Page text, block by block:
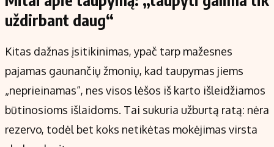
uždirbant daug“
Kitas dažnas įsitikinimas, ypač tarp mažesnes
pajamas gaunančių žmonių, kad taupymas jiems
„neprieinamas“, nes visos lėšos iš karto išleidžiamos
būtinosioms išlaidoms. Tai sukuria užburtą ratą: nėra
rezervo, todėl bet koks netikėtas mokėjimas virsta